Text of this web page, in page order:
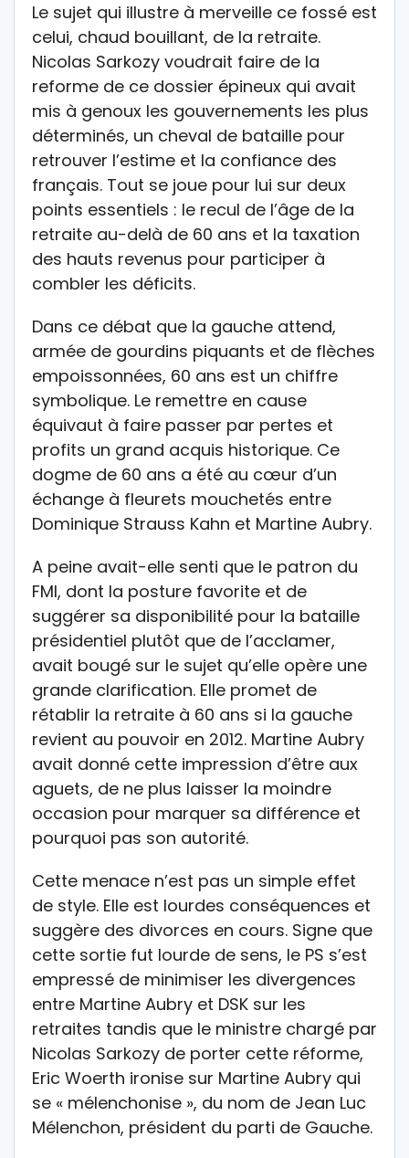
Le sujet qui illustre à merveille ce fossé est
celui, chaud bouillant, de la retraite.
Nicolas Sarkozy voudrait faire de la
reforme de ce dossier épineux qui avait
mis à genoux les gouvernements les plus
déterminés, un cheval de bataille pour
retrouver l’estime et la confiance des
français. Tout se joue pour lui sur deux
points essentiels : le recul de l’âge de la
retraite au-delà de 60 ans et la taxation
des hauts revenus pour participer à
combler les déficits.
Dans ce débat que la gauche attend,
armée de gourdins piquants et de flèches
empoissonnées, 60 ans est un chiffre
symbolique. Le remettre en cause
équivaut à faire passer par pertes et
profits un grand acquis historique. Ce
dogme de 60 ans a été au cœur d’un
échange à fleurets mouchetés entre
Dominique Strauss Kahn et Martine Aubry.
A peine avait-elle senti que le patron du
FMI, dont la posture favorite et de
suggérer sa disponibilité pour la bataille
présidentiel plutôt que de l’acclamer,
avait bougé sur le sujet qu’elle opère une
grande clarification. Elle promet de
rétablir la retraite à 60 ans si la gauche
revient au pouvoir en 2012. Martine Aubry
avait donné cette impression d’être aux
aguets, de ne plus laisser la moindre
occasion pour marquer sa différence et
pourquoi pas son autorité.
Cette menace n’est pas un simple effet
de style. Elle est lourdes conséquences et
suggère des divorces en cours. Signe que
cette sortie fut lourde de sens, le PS s’est
empressé de minimiser les divergences
entre Martine Aubry et DSK sur les
retraites tandis que le ministre chargé par
Nicolas Sarkozy de porter cette réforme,
Eric Woerth ironise sur Martine Aubry qui
se « mélenchonise », du nom de Jean Luc
Mélenchon, président du parti de Gauche.